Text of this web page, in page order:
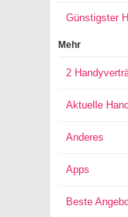
Günstigster
Mehr
2
Aktuelle
Anderes
Apps
Beste